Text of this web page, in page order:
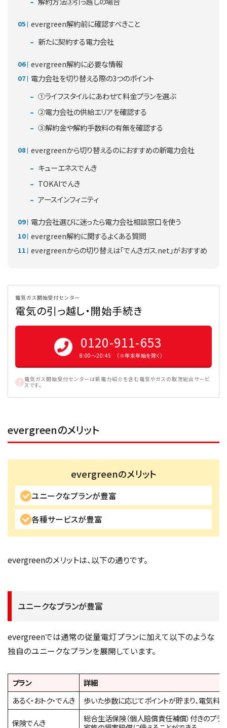
evergreen解約前に確認すべきこと
新たに契約する電力会社
evergreen解約に必要な情報
電力会社を切り替える際の3つのポイント
①ライフスタイルにあわせて料金プランを選ぶ
②電力会社の供給エリアを確認する
③解約金や解約手数料の有無を確認する
evergreenから切り替えるのにおすすめの新電力会社
キューエネスでんき
TOKAIでんき
アースインフィニティ
電力会社選びに迷ったら電力会社相談窓口を使う
evergreen解約に関するよくある質問
evergreenからの切り替えは「でんきガス.net」がおすすめ
電気ガス開始受付センター
電気の引っ越し・開始手続き
0120-911-653
8:00〜20:45 （※年末年始を除く）
電気ガス開始受付センターは新電力紹介を含む電気やガスの取次総合サービ
スです。
evergreenのメリット
evergreenのメリット
ユニークなプランが豊富
各種サービスが豊富
evergreenのメリットは、以下の通りです。
ユニークなプランが豊富
evergreenでは通常の従量電灯プランに加えて以下のような
独自のユニークなプランを展開しています。
プラン
詳細
あるく・おトク・でんき
歩いた歩数に応じてポイントが貯まり、電気料
保険でんき
総合生活保険（個人賠償責任補償）付きのプラ